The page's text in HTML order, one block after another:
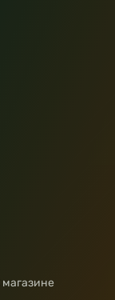
магазине